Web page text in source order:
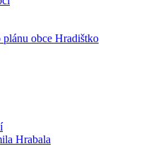
obce Hradištko
Hrabala